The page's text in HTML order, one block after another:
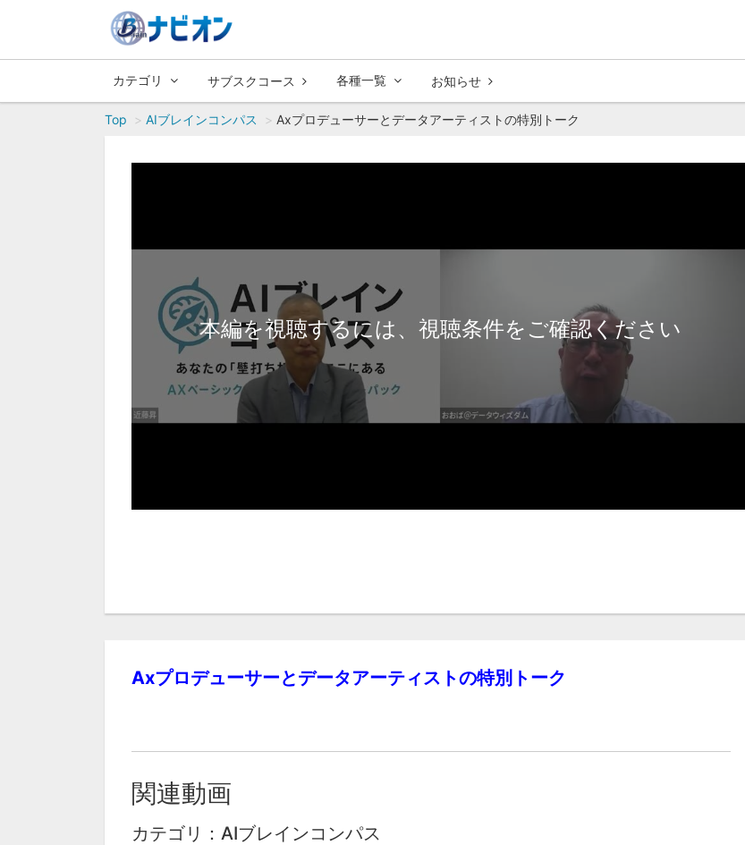
カテゴリ サブスクコース 各種一覧 お知らせ
Top AIブレインコンパス Axプロデューサーとデータアーティストの特別トーク
本編を視聴するには、視聴条件をご確認ください
Axプロデューサーとデータアーティストの特別トーク
関連動画
カテゴリ：AIブレインコンパス